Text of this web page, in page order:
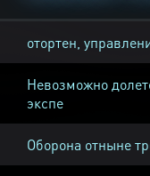
отортен,
Невозможно
экспе
Оборона отныне